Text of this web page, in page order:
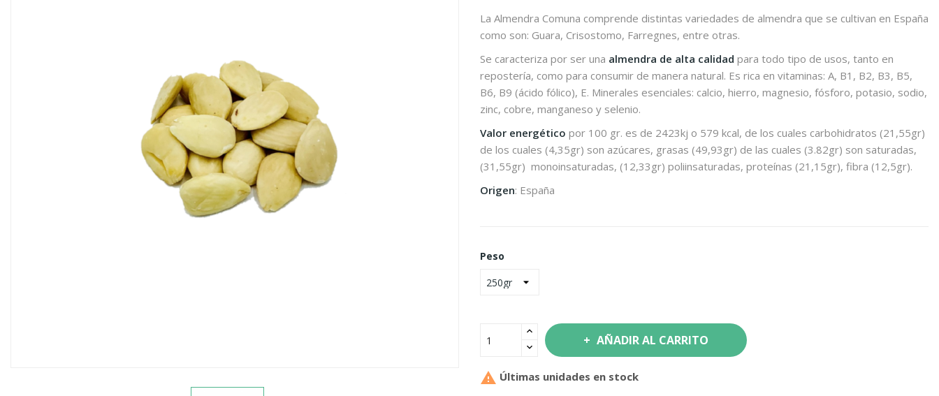
La Almendra Comuna comprende distintas variedades de almendra que se cultivan en España
como son: Guara, Crisostomo, Farregnes, entre otras.
Se caracteriza por ser una almendra de alta calidad para todo tipo de usos, tanto en
repostería, como para consumir de manera natural. Es rica en vitaminas: A, B1, B2, B3, B5,
B6, B9 (ácido fólico), E. Minerales esenciales: calcio, hierro, magnesio, fósforo, potasio, sodio,
zinc, cobre, manganeso y selenio.
Valor energético por 100 gr. es de 2423kj o 579 kcal, de los cuales carbohidratos (21,55gr)
de los cuales (4,35gr) son azúcares, grasas (49,93gr) de las cuales (3.82gr) son saturadas,
(31,55gr) monoinsaturadas, (12,33gr) poliinsaturadas, proteínas (21,15gr), fibra (12,5gr).
Origen: España
Peso
AÑADIR AL CARRITO
 Últimas unidades en stock